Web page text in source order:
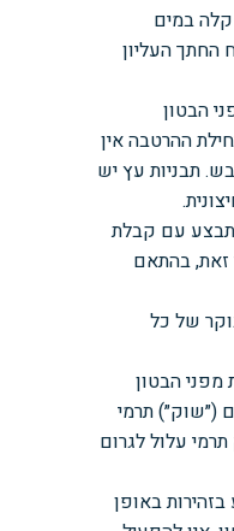
במים
החתך העליון
הבטון
ההרטבה אין
תבניות עץ יש
עם קבלת
בהתאם
של כל
מפני הבטון
(״שוק״) תרמי
עלול לגרום
באופן